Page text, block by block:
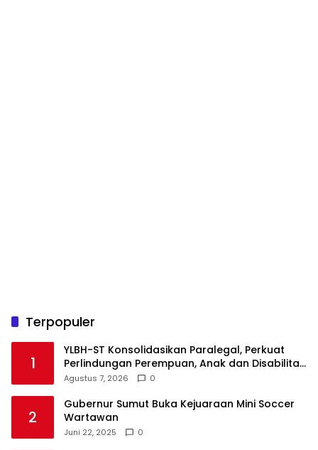
Terpopuler
1
YLBH-ST Konsolidasikan Paralegal, Perkuat
Perlindungan Perempuan, Anak dan Disabilitas
Agustus 7, 2026 0
2
Gubernur Sumut Buka Kejuaraan Mini Soccer
Wartawan
Juni 22, 2025 0